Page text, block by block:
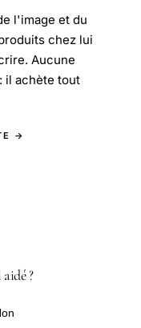
l'image et du
chez lui
Aucune
il achète tout
→
?